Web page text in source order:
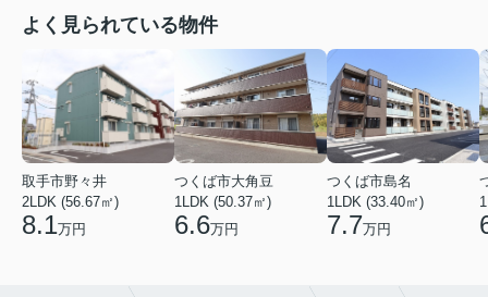
よく見られている物件
取手市野々井
2LDK (56.67㎡)
8.1万円
つくば市大角豆
1LDK (50.37㎡)
6.6万円
つくば市島名
1LDK (33.40㎡)
7.7万円